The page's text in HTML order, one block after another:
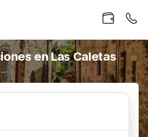
en Las Caletas